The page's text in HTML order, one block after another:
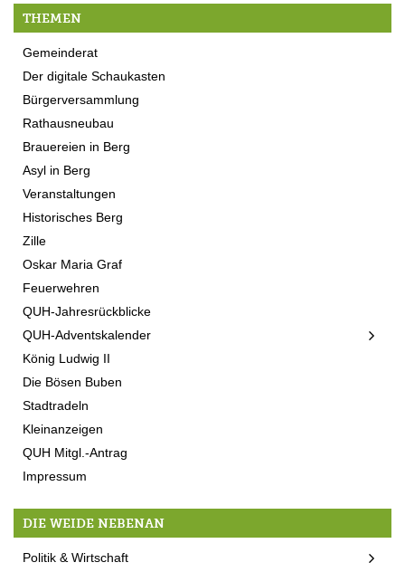
THEMEN
Gemeinderat
Der digitale Schaukasten
Bürgerversammlung
Rathausneubau
Brauereien in Berg
Asyl in Berg
Veranstaltungen
Historisches Berg
Zille
Oskar Maria Graf
Feuerwehren
QUH-Jahresrückblicke
QUH-Adventskalender
König Ludwig II
Die Bösen Buben
Stadtradeln
Kleinanzeigen
QUH Mitgl.-Antrag
Impressum
DIE WEIDE NEBENAN
Politik & Wirtschaft